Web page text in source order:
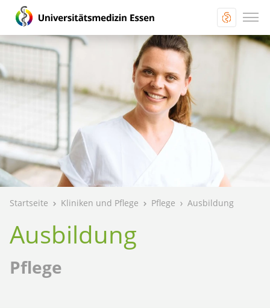
Startseite Kliniken und Pflege Pflege Ausbildung
Ausbildung
Pflege